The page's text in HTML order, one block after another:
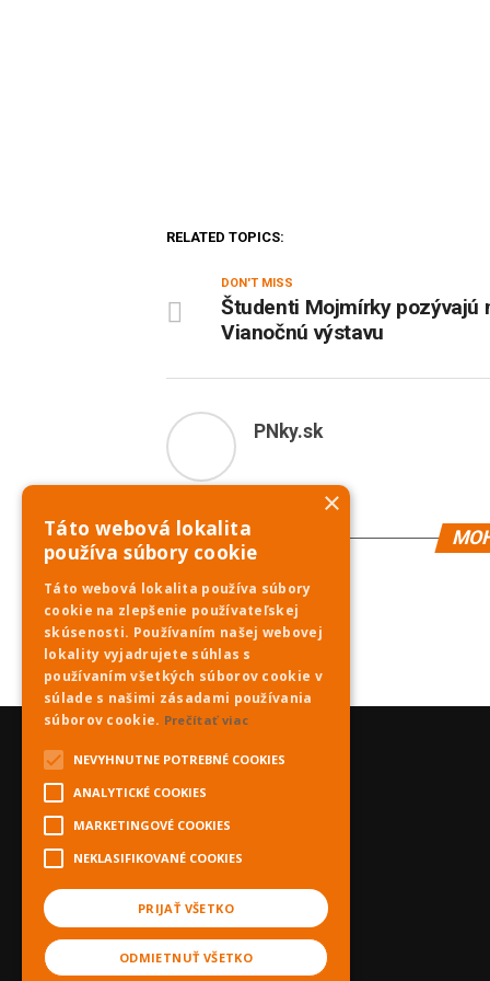
RELATED TOPICS:
DON'T MISS
Študenti Mojmírky pozývajú
Vianočnú výstavu
PNky.sk
×
Táto webová lokalita
používa súbory cookie
Táto webová lokalita používa súbory
cookie na zlepšenie používateľskej
skúsenosti. Používaním našej webovej
lokality vyjadrujete súhlas s
používaním všetkých súborov cookie v
súlade s našimi zásadami používania
súborov cookie. Prečítať viac
NEVYHNUTNE POTREBNÉ COOKIES
ANALYTICKÉ COOKIES
MARKETINGOVÉ COOKIES
NEKLASIFIKOVANÉ COOKIES
PRIJAŤ VŠETKO
ODMIETNUŤ VŠETKO